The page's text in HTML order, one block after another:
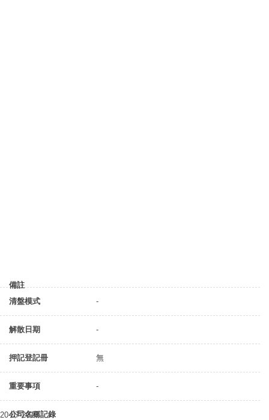
備註
清盤模式
-
解散日期 -
押記登記冊 無
重要事項 -
公司名稱記錄
20-07-2016